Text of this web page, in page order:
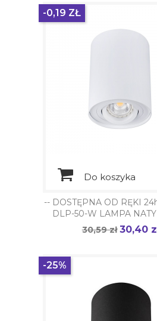
Do koszyka
-- DOSTĘPNA OD RĘKI
DLP-50-W LAMPA
Cena
30,59 zł
-0,19 ZŁ
Cena
30,40
-25%